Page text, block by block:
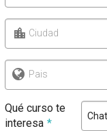
Ciudad
Pais
Qué curso te
interesa *